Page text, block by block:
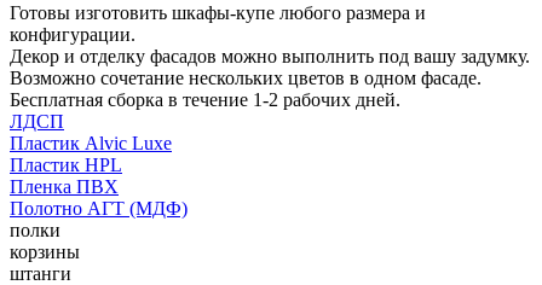
Готовы изготовить шкафы-купе любого размера и
конфигурации.
Декор и отделку фасадов можно выполнить под вашу задумку.
Возможно сочетание нескольких цветов в одном фасаде.
Бесплатная сборка в течение 1-2 рабочих дней.
ЛДСП
Пластик Alvic Luxe
Пластик HPL
Пленка ПВХ
Полотно АГТ (МДФ)
полки
корзины
штанги